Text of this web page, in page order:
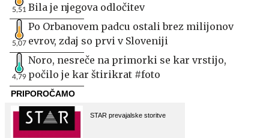
5,51 Bila je njegova odločitev
5,07
Po Orbanovem padcu ostali brez milijonov
evrov, zdaj so prvi v Sloveniji
4,79
Noro, nesreče na primorki se kar vrstijo,
počilo je kar štirikrat #foto